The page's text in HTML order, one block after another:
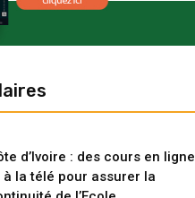
d’Ivoire : des cours en ligne
à la télé pour assurer la